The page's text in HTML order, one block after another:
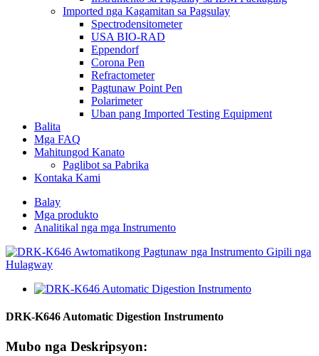
Imported nga Kagamitan sa Pagsulay
Spectrodensitometer
USA BIO-RAD
Eppendorf
Corona Pen
Refractometer
Pagtunaw Point Pen
Polarimeter
Uban pang Imported Testing Equipment
Balita
Mga FAQ
Mahitungod Kanato
Paglibot sa Pabrika
Kontaka Kami
Balay
Mga produkto
Analitikal nga mga Instrumento
DRK-K646 Automatic Digestion Instrumento
Mubo nga Deskripsyon: